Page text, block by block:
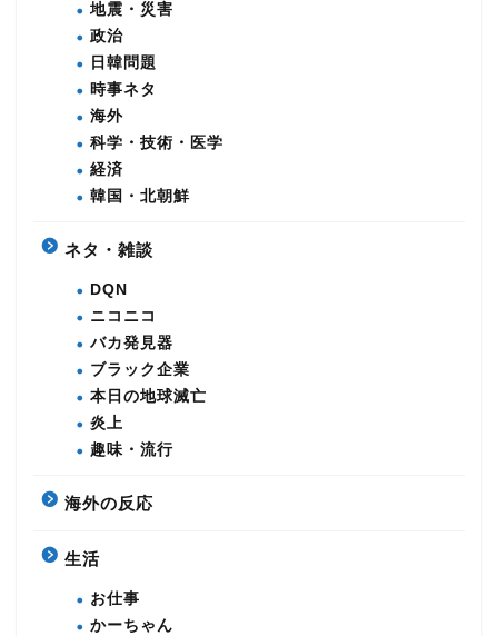
地震・災害
政治
日韓問題
時事ネタ
海外
科学・技術・医学
経済
韓国・北朝鮮
ネタ・雑談
DQN
ニコニコ
バカ発見器
ブラック企業
本日の地球滅亡
炎上
趣味・流行
海外の反応
生活
お仕事
かーちゃん